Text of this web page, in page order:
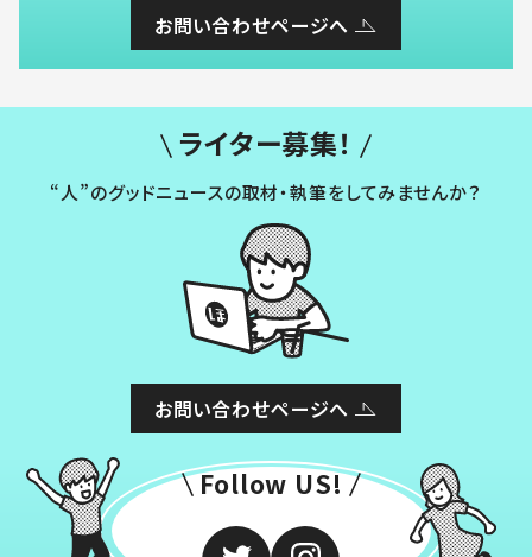
お問い合わせページへ
ライター募集！
“人”のグッドニュースの取材・執筆をしてみませんか？
お問い合わせページへ
Follow US!